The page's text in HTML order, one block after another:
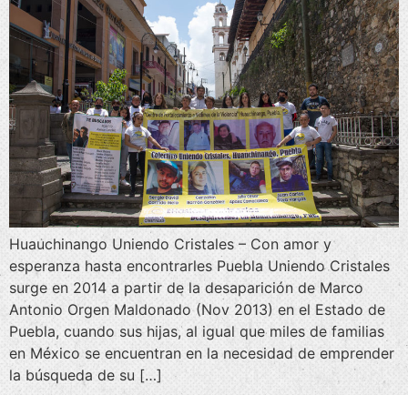
Huauchinango Uniendo Cristales – Con amor y
esperanza hasta encontrarles Puebla Uniendo Cristales
surge en 2014 a partir de la desaparición de Marco
Antonio Orgen Maldonado (Nov 2013) en el Estado de
Puebla, cuando sus hijas, al igual que miles de familias
en México se encuentran en la necesidad de emprender
la búsqueda de su […]